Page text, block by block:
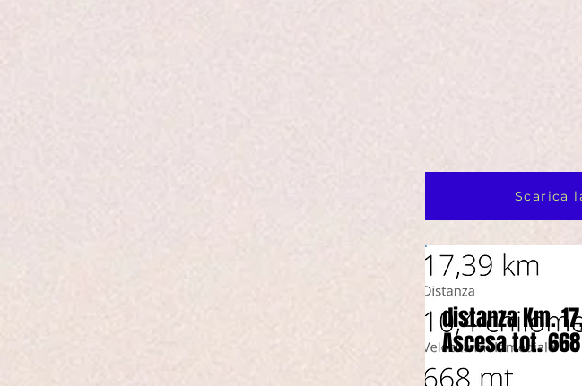
Scarica
distanza Km.
Ascesa tot.